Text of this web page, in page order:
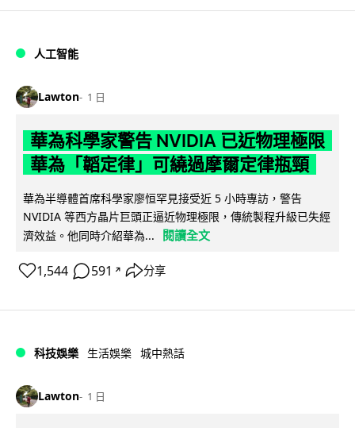
人工智能
Lawton 1 日
華為科學家警告 NVIDIA 已近物理極限
華為「韜定律」可繞過摩爾定律瓶頸
華為半導體首席科學家廖恒罕見接受近 5 小時專訪，警告
NVIDIA 等西方晶片巨頭正逼近物理極限，傳統製程升級已失經
濟效益。他同時介紹華為...
閱讀全文
1,544 591 ↗ 分享
科技娛樂 生活娛樂 城中熱話
Lawton 1 日